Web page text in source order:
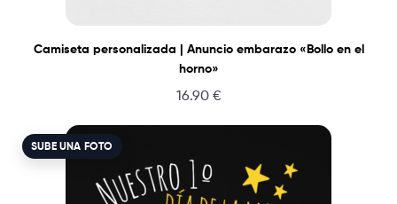
Camiseta personalizada | Anuncio embarazo «Bollo en el
horno»
16.90 €
SUBE UNA FOTO